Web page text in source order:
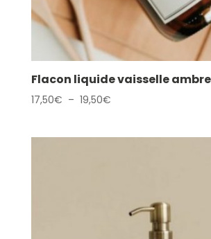
Flacon liquide vaisselle ambre
17,50€ – 19,50€Plage